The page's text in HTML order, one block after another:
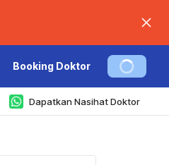
Booking Doktor
Dapatkan Nasihat Doktor